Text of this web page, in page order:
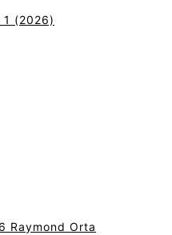
(2026)
Raymond Orta